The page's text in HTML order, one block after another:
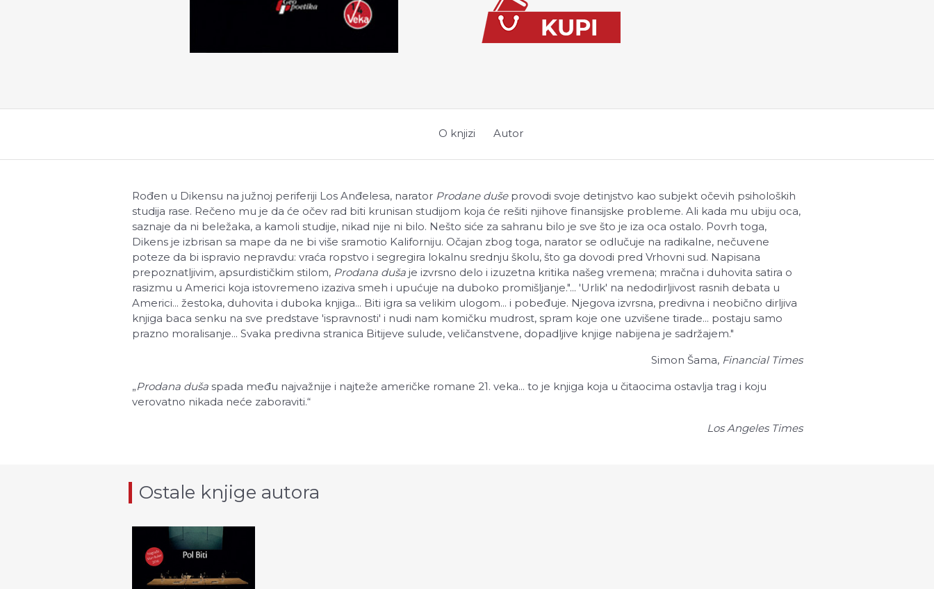
O knjizi Autor
Rođen u Dikensu na južnoj periferiji Los Anđelesa, narator Prodane dušeprovodi svoje detinjstvo kao subjekt očevih psiholoških
studija rase. Rečeno mu je da će očev rad biti krunisan studijom koja će rešiti njihove finansijske probleme. Ali kada mu ubiju oca,
saznaje da ni beležaka, a kamoli studije, nikad nije ni bilo. Nešto siće za sahranu bilo je sve što je iza oca ostalo. Povrh toga,
Dikens je izbrisan sa mape da ne bi više sramotio Kaliforniju. Očajan zbog toga, narator se odlučuje na radikalne, nečuvene
poteze da bi ispravio nepravdu: vraća ropstvo i segregira lokalnu srednju školu, što ga dovodi pred Vrhovni sud. Napisana
prepoznatljivim, apsurdističkim stilom, Prodana dušaje izvrsno delo i izuzetna kritika našeg vremena; mračna i duhovita satira o
rasizmu u Americi koja istovremeno izaziva smeh i upućuje na duboko promišljanje."... 'Urlik' na nedodirljivost rasnih debata u
Americi... žestoka, duhovita i duboka knjiga... Biti igra sa velikim ulogom... i pobeđuje. Njegova izvrsna, predivna i neobično dirljiva
knjiga baca senku na sve predstave 'ispravnosti' i nudi nam komičku mudrost, spram koje one uzvišene tirade... postaju samo
prazno moralisanje... Svaka predivna stranica Bitijeve sulude, veličanstvene, dopadljive knjige nabijena je sadržajem."
Simon Šama, Financial Times
„Prodana duša spada među najvažnije i najteže američke romane 21. veka... to je knjiga koja u čitaocima ostavlja trag i koju
verovatno nikada neće zaboraviti.“
Los Angeles Times
Ostale knjige autora